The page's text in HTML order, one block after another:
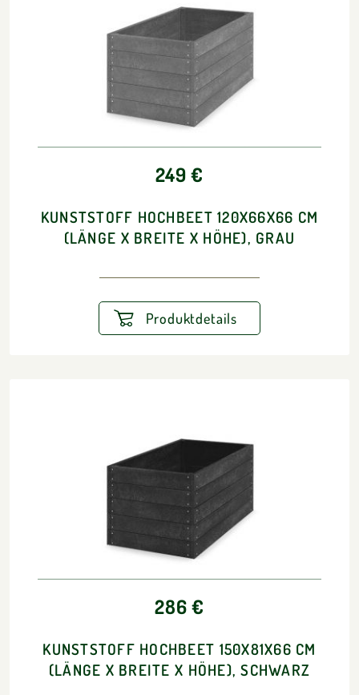
249 €
KUNSTSTOFF HOCHBEET 120X66X66 CM
(LÄNGE X BREITE X HÖHE), GRAU
Produktdetails
286 €
KUNSTSTOFF HOCHBEET 150X81X66 CM
(LÄNGE X BREITE X HÖHE), SCHWARZ